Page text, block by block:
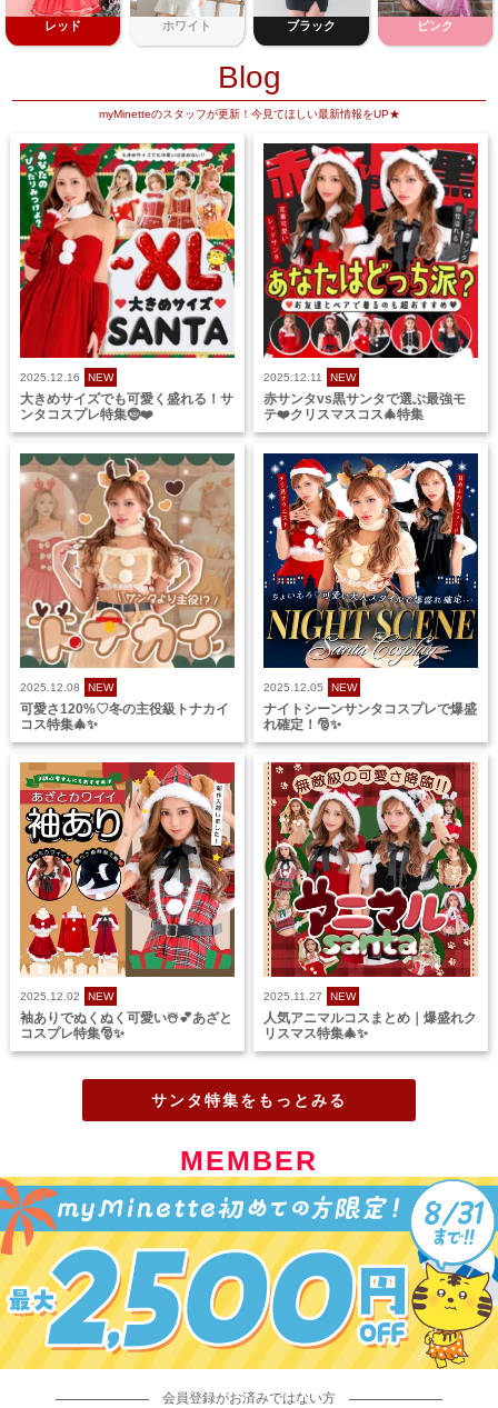
レッド ホワイト ブラック ピンク
Blog
myMinetteのスタッフが更新！今見てほしい最新情報をUP★
2025.12.16 NEW
大きめサイズでも可愛く盛れる！サ
ンタコスプレ特集🤶❤️
2025.12.11 NEW
赤サンタvs黒サンタで選ぶ最強モ
テ❤️クリスマスコス🎄特集
2025.12.08 NEW
可愛さ120%♡冬の主役級トナカイ
コス特集🎄✨
2025.12.05 NEW
ナイトシーンサンタコスプレで爆盛
れ確定！🎅✨
2025.12.02 NEW
袖ありでぬくぬく可愛い☃️💕あざと
コスプレ特集🎅✨
2025.11.27 NEW
人気アニマルコスまとめ｜爆盛れク
リスマス特集🎄✨
サンタ特集をもっとみる
MEMBER
会員登録がお済みではない方